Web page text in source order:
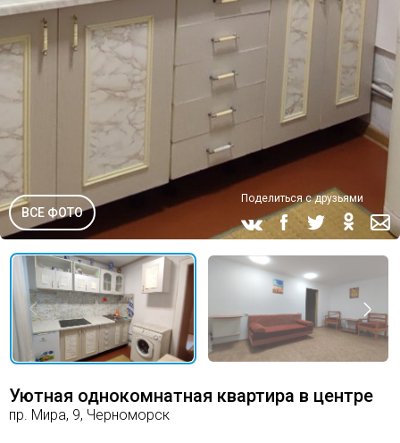
ВСЕ ФОТО
Поделиться с друзьями
Уютная однокомнатная квартира в центре
пр. Мира, 9, Черноморск